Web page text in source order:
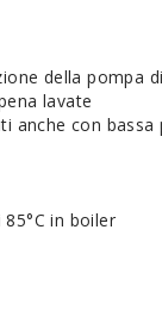
della pompa
lavate
anche con bassa
in boiler